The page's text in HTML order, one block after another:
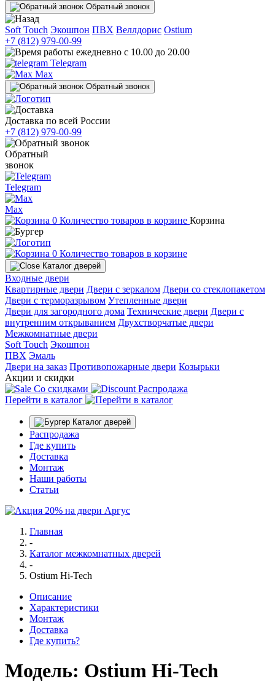
Обратный звонок
Soft Touch Экошпон ПВХ Веллдорис Ostium
+7 (812) 979-00-99
ежедневно с 10.00 до 20.00
Telegram
Max
Обратный звонок
Доставка по всей России
+7 (812) 979-00-99
Обратный
звонок
Telegram
Max
0 Количество товаров в корзине Корзина
0 Количество товаров в корзине
Каталог дверей
Входные двери
Квартирные двери Двери с зеркалом Двери со стеклопакетом
Двери с терморазрывом Утепленные двери
Двери для загородного дома Технические двери Двери с
внутренним открыванием Двухстворчатые двери
Межкомнатные двери
Soft Touch Экошпон
ПВХ Эмаль
Двери на заказ Противопожарные двери Козырьки
Акции и скидки
Со скидками
Распродажа
Перейти в каталог
Каталог дверей
Распродажа
Где купить
Доставка
Монтаж
Наши работы
Статьи
Главная
-
Каталог межкомнатных дверей
-
Ostium Hi-Tech
Описание
Характеристики
Монтаж
Доставка
Где купить?
Модель: Ostium Hi-Tech